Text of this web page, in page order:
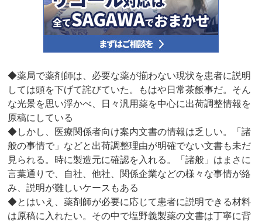
◆薬局で薬剤師は、必要な薬が揃わない現状を患者に説明
しては頭を下げて詫びていた。もはや日常茶飯事だ。そん
な光景を思い浮かべ、日々汎用薬を中心に出荷調整情報を
原稿にしている
◆しかし、医療関係者向け案内文書の情報は乏しい。「諸
般の事情で」などと出荷調整理由が明確でない文書も未だ
見られる。時に製造元に確認を入れる。「諸般」はまさに
言葉通りで、自社、他社、関係企業などの様々な事情が絡
み、説明が難しいケースもある
◆とはいえ、薬剤師が必要に応じて患者に説明できる材料
は原稿に入れたい。その中で塩野義製薬の文書は丁寧に背